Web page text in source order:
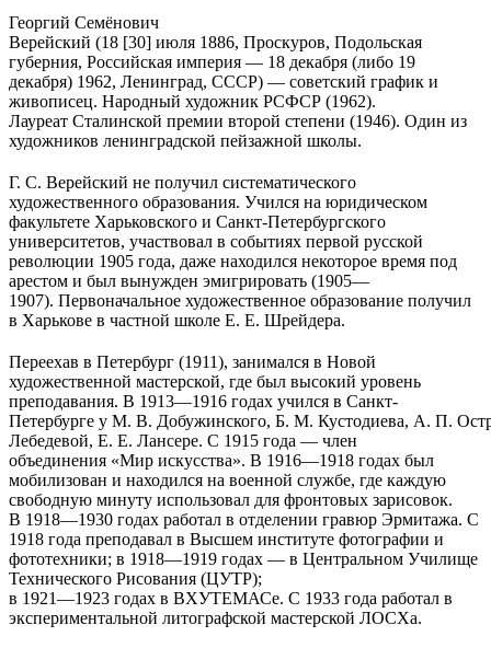
Георгий Семёнович
Верейский (18 [30] июля 1886, Проскуров, Подольская
губерния, Российская империя — 18 декабря (либо 19
декабря) 1962, Ленинград, СССР) — советский график и
живописец. Народный художник РСФСР (1962).
Лауреат Сталинской премии второй степени (1946). Один из
художников ленинградской пейзажной школы.
Г. С. Верейский не получил систематического
художественного образования. Учился на юридическом
факультете Харьковского и Санкт-Петербургского
университетов, участвовал в событиях первой русской
революции 1905 года, даже находился некоторое время под
арестом и был вынужден эмигрировать (1905—
1907). Первоначальное художественное образование получил
в Харькове в частной школе Е. Е. Шрейдера.
Переехав в Петербург (1911), занимался в Новой
художественной мастерской, где был высокий уровень
преподавания. В 1913—1916 годах учился в Санкт-
Петербурге у М. В. Добужинского, Б. М. Кустодиева, А. П.
Лебедевой, Е. Е. Лансере. С 1915 года — член
объединения «Мир искусства». В 1916—1918 годах был
мобилизован и находился на военной службе, где каждую
свободную минуту использовал для фронтовых зарисовок.
В 1918—1930 годах работал в отделении гравюр Эрмитажа. С
1918 года преподавал в Высшем институте фотографии и
фототехники; в 1918—1919 годах — в Центральном Училище
Технического Рисования (ЦУТР);
в 1921—1923 годах в ВХУТЕМАСе. С 1933 года работал в
экспериментальной литографской мастерской ЛОСХа.